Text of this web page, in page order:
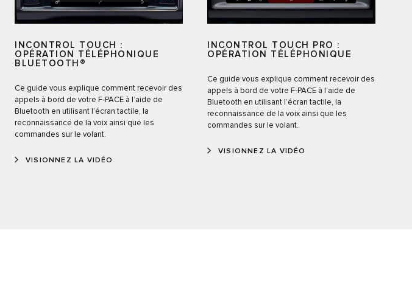
INCONTROL TOUCH :
OPÉRATION TÉLÉPHONIQUE
BLUETOOTH®
Ce guide vous explique comment recevoir des
appels à bord de votre F‑PACE à l’aide de
Bluetooth en utilisant l’écran tactile, la
reconnaissance de la voix ainsi que les
commandes sur le volant.
VISIONNEZ LA VIDÉO
INCONTROL TOUCH PRO :
OPÉRATION TÉLÉPHONIQUE
Ce guide vous explique comment recevoir des
appels à bord de votre F‑PACE à l’aide de
Bluetooth en utilisant l’écran tactile, la
reconnaissance de la voix ainsi que les
commandes sur le volant.
VISIONNEZ LA VIDÉO